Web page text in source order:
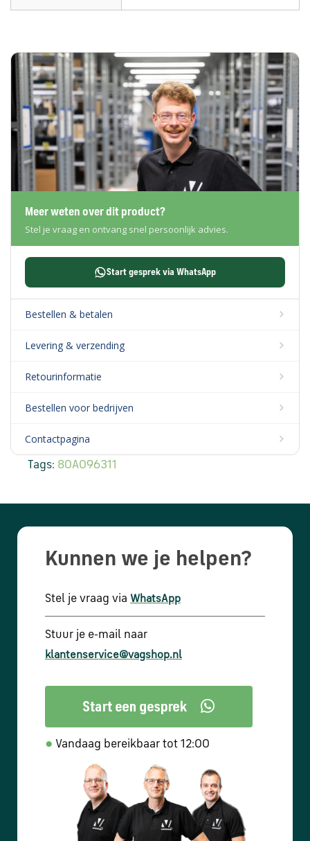
Meer weten over dit product?
Stel je vraag en ontvang snel persoonlijk advies.
Start gesprek via WhatsApp
Bestellen & betalen
Levering & verzending
Retourinformatie
Bestellen voor bedrijven
Contactpagina
Tags: 80A096311
Kunnen we je helpen?
Stel je vraag via WhatsApp
Stuur je e-mail naar
klantenservice@vagshop.nl
● Vandaag bereikbaar tot 12:00